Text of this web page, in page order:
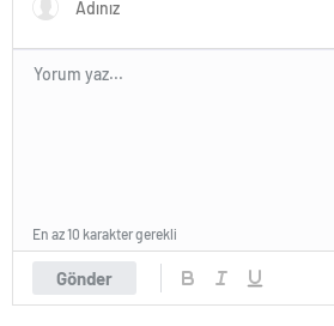
Gönder
En az 10 karakter gerekli